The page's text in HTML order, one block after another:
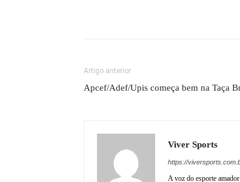
Artigo anterior
Apcef/Adef/Upis começa bem na Taça
Viver Sports
https://
A voz do esporte